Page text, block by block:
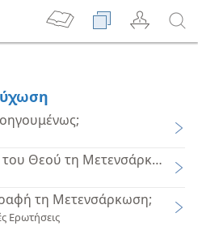
του Θεού τη Μετενσάρκωση;
τη Μετενσάρκωση;
Ερωτήσεις